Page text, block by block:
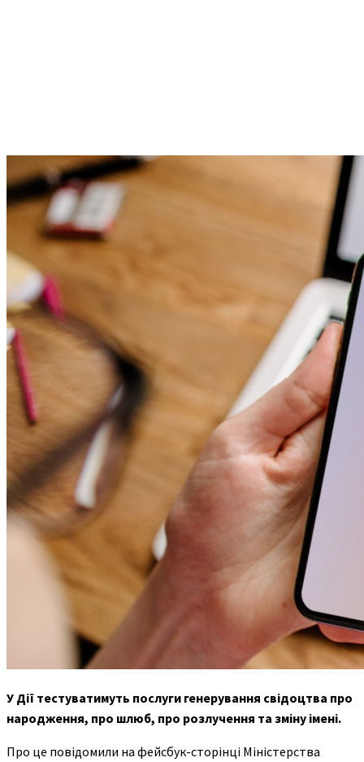
У Дії тестуватимуть послуги генерування свідоцтва про
народження, про шлюб, про розлучення та зміну імені.
Про це повідомили на фейсбук-сторінці Міністерства